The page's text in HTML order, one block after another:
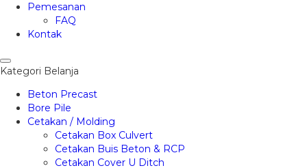
Pemesanan
FAQ
Kontak
Kategori Belanja
Beton Precast
Bore Pile
Cetakan / Molding
Cetakan Box Culvert
Cetakan Buis Beton & RCP
Cetakan Cover U Ditch